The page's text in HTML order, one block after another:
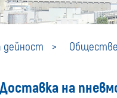
дейност
на